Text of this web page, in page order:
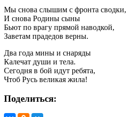
Мы снова слышим с фронта сводки,
И снова Родины сыны
Бьют по врагу прямой наводкой,
Заветам прадедов верны.
Два года мины и снаряды
Калечат души и тела.
Сегодня в бой идут ребята,
Чтоб Русь великая жила!
Поделиться: